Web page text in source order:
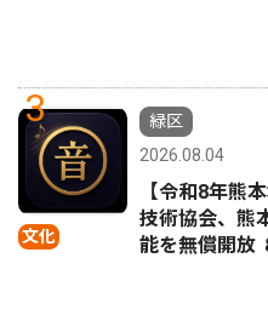
3
文化
緑区
2026.08.04
【令和8年熊
技術協会、熊
能を無償開放